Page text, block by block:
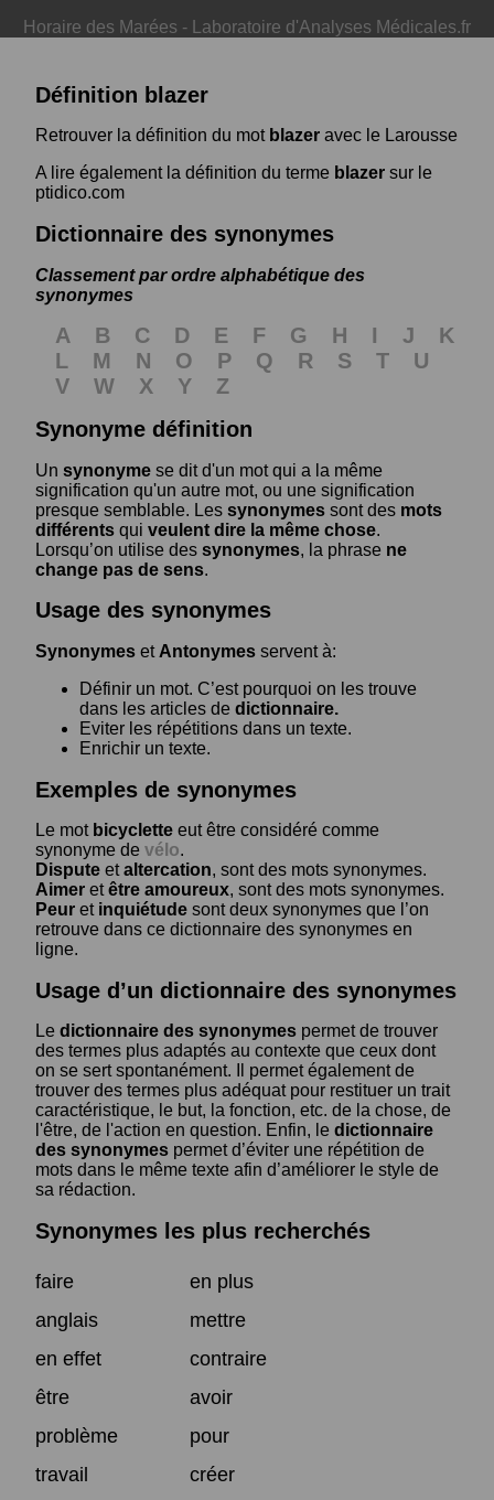
Horaire des Marées - Laboratoire d'Analyses Médicales.fr
Définition blazer
Retrouver la définition du mot blazer avec le Larousse
A lire également la définition du terme blazer sur le
ptidico.com
Dictionnaire des synonymes
Classement par ordre alphabétique des
synonymes
A B C D E F G H I J
K
L
M N O P Q R S T
U
V
W X Y
Z
Synonyme définition
Un synonyme se dit d'un mot qui a la même
signification qu'un autre mot, ou une signification
presque semblable. Les synonymes sont des mots
différents qui veulent dire la même chose.
Lorsqu’on utilise des synonymes, la phrase ne
change pas de sens.
Usage des synonymes
Synonymes et Antonymes servent à:
Définir un mot. C’est pourquoi on les trouve
dans les articles de dictionnaire.
Eviter les répétitions dans un texte.
Enrichir un texte.
Exemples de synonymes
Le mot bicyclette eut être considéré comme
synonyme de vélo.
Dispute etaltercation, sont des mots synonymes.
Aimer etêtre amoureux, sont des mots synonymes.
Peur et inquiétude sont deux synonymes que l’on
retrouve dans ce dictionnaire des synonymes en
ligne.
Usage d’un dictionnaire des synonymes
Le dictionnaire des synonymes permet de trouver
des termes plus adaptés au contexte que ceux dont
on se sert spontanément. Il permet également de
trouver des termes plus adéquat pour restituer un trait
caractéristique, le but, la fonction, etc. de la chose, de
l'être, de l'action en question. Enfin, le dictionnaire
des synonymes permet d’éviter une répétition de
mots dans le même texte afin d’améliorer le style de
sa rédaction.
Synonymes les plus recherchés
faire
en plus
anglais
mettre
en effet
contraire
être
avoir
problème
pour
travail
créer